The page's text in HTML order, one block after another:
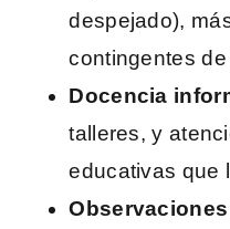
despejado),
contingentes
Docencia
talleres, y
educativas que